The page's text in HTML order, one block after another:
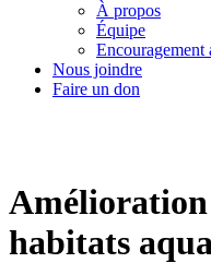
À propos
Équipe
Encouragement
Nous joindre
Faire un don
Amélioration
habitats